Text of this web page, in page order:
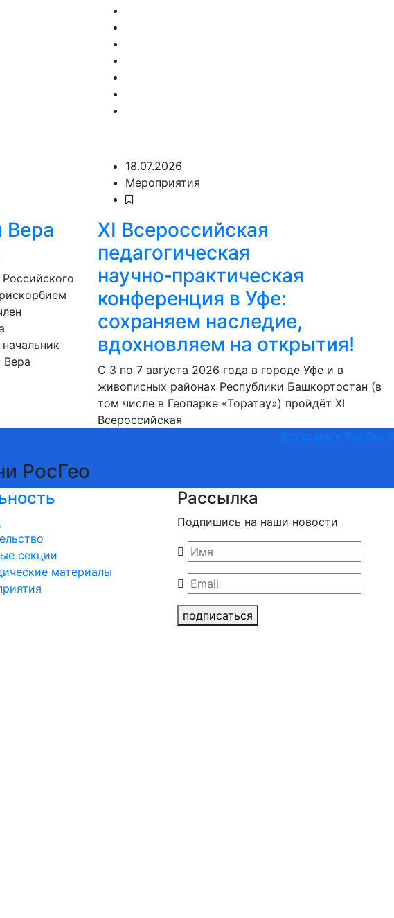
Вера
Вера
18.07.2026
Мероприятия
XI Всероссийская
педагогическая
научно‑практическая
конференция в Уфе:
сохраняем наследие,
вдохновляем на открытия!
С 3 по 7 августа 2026 года в городе Уфе и в
живописных районах Республики Башкортостан (в
том числе в Геопарке «Торатау») пройдёт XI
Всероссийская
РосГео
Вступить в РосГео
секции
материалы
Рассылка
Подпишись на наши новости
подписаться